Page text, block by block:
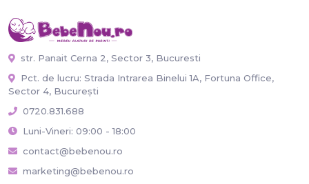
str. Panait Cerna 2, Sector 3, Bucuresti
Pct. de lucru: Strada Intrarea Binelui 1A, Fortuna Office,
Sector 4, București
0720.831.688
Luni-Vineri: 09:00 - 18:00
contact@bebenou.ro
marketing@bebenou.ro